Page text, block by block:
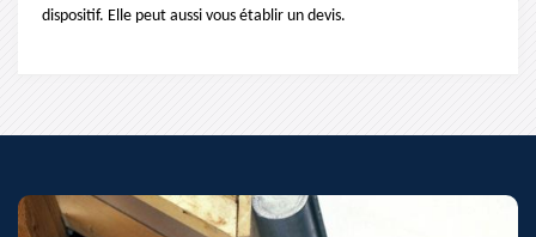
dispositif. Elle peut aussi vous établir un devis.